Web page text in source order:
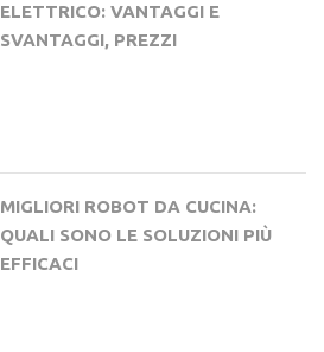
ELETTRICO: VANTAGGI E
SVANTAGGI, PREZZI
MIGLIORI ROBOT DA CUCINA:
QUALI SONO LE SOLUZIONI PIÙ
EFFICACI